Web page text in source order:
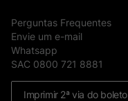
Perguntas Frequentes
Envie um e-mail
Whatsapp
SAC 0800 721 8881
Imprimir 2ª via do boleto